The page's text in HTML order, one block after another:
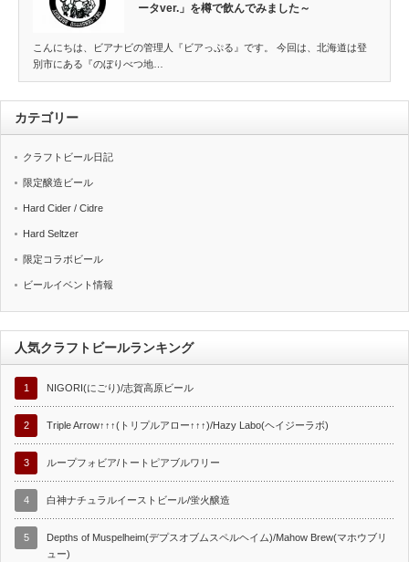
ータver.」を樽で飲んでみました～
こんにちは、ビアナビの管理人『ビアっぷる』です。 今回は、北海道は登
別市にある『のぼりべつ地…
カテゴリー
クラフトビール日記
限定醸造ビール
Hard Cider / Cidre
Hard Seltzer
限定コラボビール
ビールイベント情報
人気クラフトビールランキング
1 NIGORI(にごり)/志賀高原ビール
2 Triple Arrow↑↑↑(トリプルアロー↑↑↑)/Hazy Labo(ヘイジーラボ)
3 ループフォビア/トートピアブルワリー
4 白神ナチュラルイーストビール/蛍火醸造
5
Depths of Muspelheim(デプスオブムスペルヘイム)/Mahow Brew(マホウブリ
ュー)